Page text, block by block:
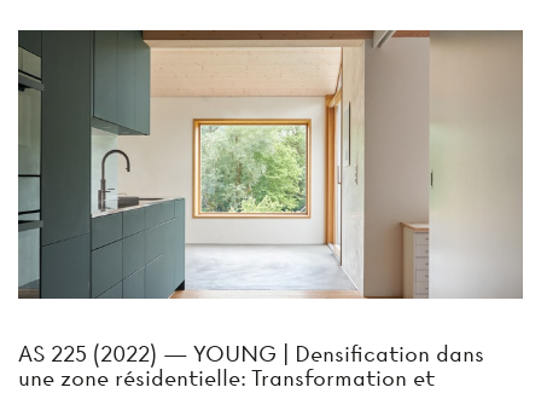
AS 225 (2022) — YOUNG | Densification dans
une zone résidentielle: Transformation et